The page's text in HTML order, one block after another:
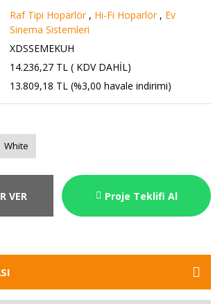
Raf Tipi Hoparlör , Hi-Fi Hoparlör , Ev
Sinema Sistemleri
XDSSEMEKUH
14.236,27 TL ( KDV DAHİL)
13.809,18 TL (%3,00 havale indirimi)
White
VER Proje Teklifi Al